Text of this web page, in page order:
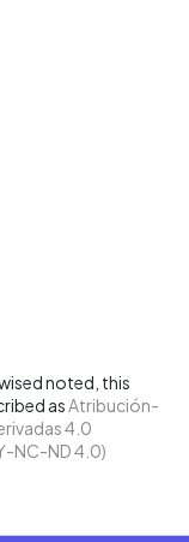
noted, this
asAtribución-
4.0
NC-ND 4.0)